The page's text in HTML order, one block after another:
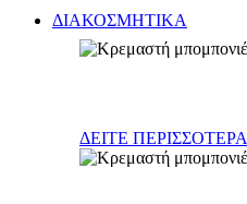
ΔΙΑΚΟΣΜΗΤΙΚΑ
ΔΕΙΤΕ ΠΕΡΙΣΣΟΤΕΡΑ